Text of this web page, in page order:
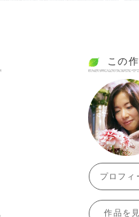
この
プロフィ
作品を